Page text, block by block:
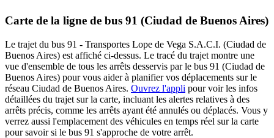
Carte de la ligne de bus 91 (Ciudad de Buenos Aires)
Le trajet du bus 91 - Transportes Lope de Vega S.A.C.I. (Ciudad de
Buenos Aires) est affiché ci-dessus. Le tracé du trajet montre une
vue d'ensemble de tous les arrêts desservis par le bus 91 (Ciudad de
Buenos Aires) pour vous aider à planifier vos déplacements sur le
réseau Ciudad de Buenos Aires. Ouvrez l'appli pour voir les infos
détaillées du trajet sur la carte, incluant les alertes relatives à des
arrêts précis, comme les arrêts ayant été annulés ou déplacés. Vous y
verrez aussi l'emplacement des véhicules en temps réel sur la carte
pour savoir si le bus 91 s'approche de votre arrêt.